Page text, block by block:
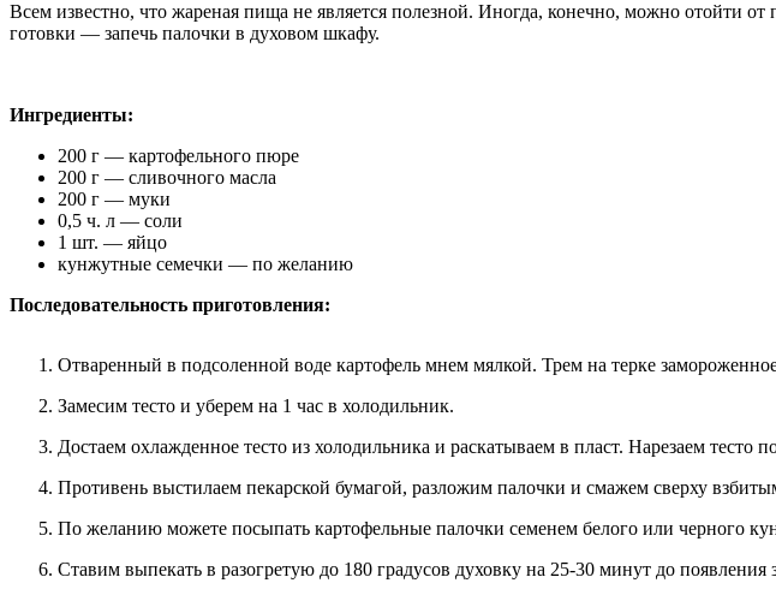
Всем известно, что жареная пища не является полезной. Иногда, конечно, можно отойти
готовки — запечь палочки в духовом шкафу.
Ингредиенты:
200 г — картофельного пюре
200 г — сливочного масла
200 г — муки
0,5 ч. л — соли
1 шт. — яйцо
кунжутные семечки — по желанию
Последовательность приготовления:
Отваренный в подсоленной воде картофель мнем мялкой. Трем на терке
Замесим тесто и уберем на 1 час в холодильник.
Достаем охлажденное тесто из холодильника и раскатываем в пласт. Нарезаем
Противень выстилаем пекарской бумагой, разложим палочки и смажем сверху
По желанию можете посыпать картофельные палочки семенем белого или черного
Ставим выпекать в разогретую до 180 градусов духовку на 25-30 минут до появления